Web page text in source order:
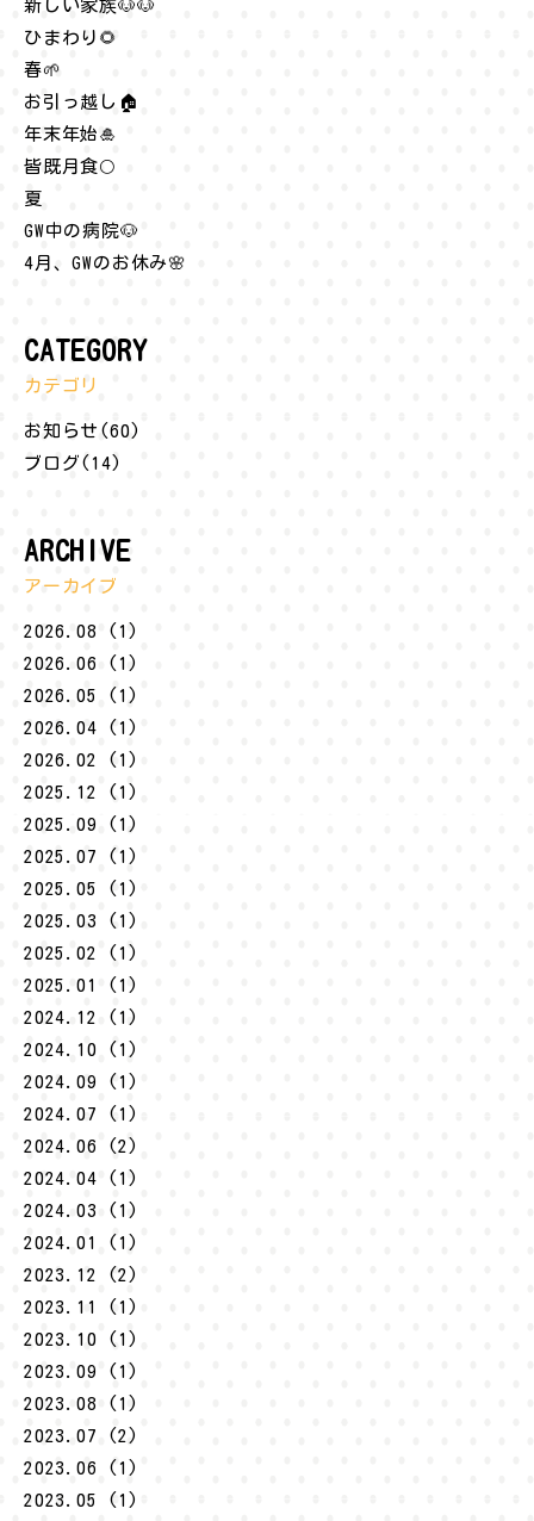
新しい家族🐶🐶
ひまわり🌻
春🌱
お引っ越し🏠
年末年始🎍
皆既月食🌕
夏
GW中の病院🐶
4月、GWのお休み🌸
CATEGORY
カテゴリ
お知らせ(60)
ブログ(14)
ARCHIVE
アーカイブ
2026.08 (1)
2026.06 (1)
2026.05 (1)
2026.04 (1)
2026.02 (1)
2025.12 (1)
2025.09 (1)
2025.07 (1)
2025.05 (1)
2025.03 (1)
2025.02 (1)
2025.01 (1)
2024.12 (1)
2024.10 (1)
2024.09 (1)
2024.07 (1)
2024.06 (2)
2024.04 (1)
2024.03 (1)
2024.01 (1)
2023.12 (2)
2023.11 (1)
2023.10 (1)
2023.09 (1)
2023.08 (1)
2023.07 (2)
2023.06 (1)
2023.05 (1)